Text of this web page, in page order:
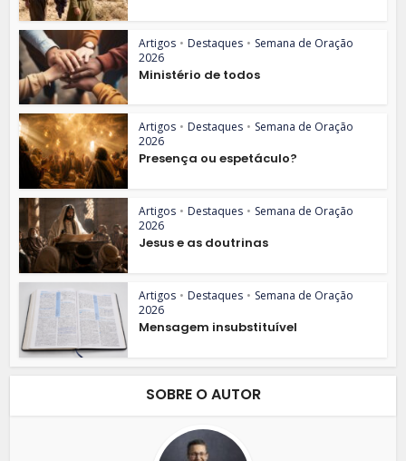
Artigos • Destaques • Semana de Oração
2026
Ministério de todos
Artigos • Destaques • Semana de Oração
2026
Presença ou espetáculo?
Artigos • Destaques • Semana de Oração
2026
Jesus e as doutrinas
Artigos • Destaques • Semana de Oração
2026
Mensagem insubstituível
SOBRE O AUTOR